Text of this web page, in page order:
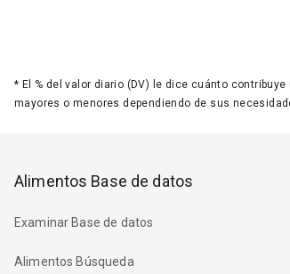
* El % del valor diario (DV) le dice cuánto
mayores o menores dependiendo de sus
Alimentos Base de datos
Examinar Base de datos
Alimentos Búsqueda